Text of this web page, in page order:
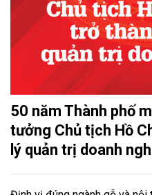
50 năm Thành phố
tưởng Chủ tịch Hồ
lý quản trị doanh